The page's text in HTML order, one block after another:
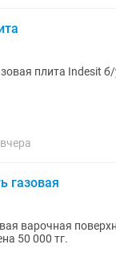
плита Indesit
газовая
варочная
50 000 тг.